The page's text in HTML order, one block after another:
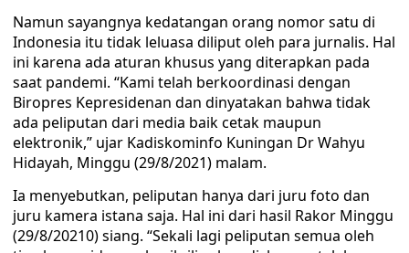
Namun sayangnya kedatangan orang nomor satu di
Indonesia itu tidak leluasa diliput oleh para jurnalis. Hal
ini karena ada aturan khusus yang diterapkan pada
saat pandemi. “Kami telah berkoordinasi dengan
Biropres Kepresidenan dan dinyatakan bahwa tidak
ada peliputan dari media baik cetak maupun
elektronik,” ujar Kadiskominfo Kuningan Dr Wahyu
Hidayah, Minggu (29/8/2021) malam.
Ia menyebutkan, peliputan hanya dari juru foto dan
juru kamera istana saja. Hal ini dari hasil Rakor Minggu
(29/8/20210) siang. “Sekali lagi peliputan semua oleh